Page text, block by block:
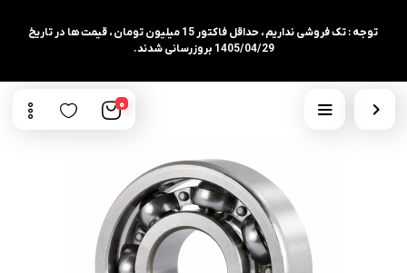
توجه : تک فروشی نداریم ، حداقل فاکتور 15 میلیون تومان ، قیمت ها در تاریخ
1405/04/29 بروزرسانی شدند.
0